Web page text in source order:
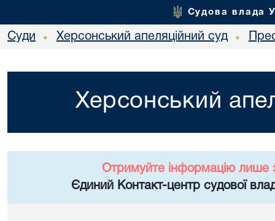
Судова влада
Суди • Херсонський апеляційний суд •
Херсонський
Отримуйте інформацію лише
Єдиний Контакт-центр судової